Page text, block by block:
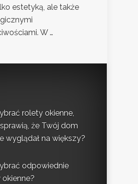
estetyką, ale także
W …
rolety okienne,
że Twój dom
wyglądał na większy?
odpowiednie